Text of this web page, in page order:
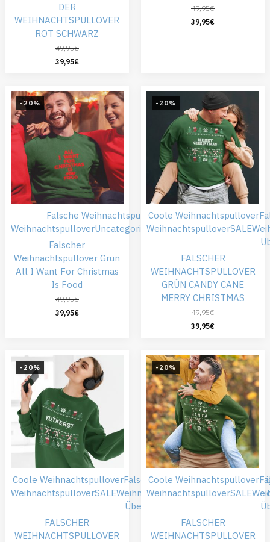
DER
WEIHNACHTSPULLOVER
ROT SCHWARZ
49,95€
39,95€
49,95€
39,95€
-20%
Falsche WeihnachtspulloverGünstiger
WeihnachtspulloverUncategorizedWeihnachtskleidung
Falscher
Weihnachtspullover Grün
All I Want For Christmas
Is Food
49,95€
39,95€
-20%
Coole Weihnachtspullover
WeihnachtspulloverSALE
FALSCHER
WEIHNACHTSPULLOVER
GRÜN CANDY CANE
MERRY CHRISTMAS
49,95€
39,95€
-20%
Coole WeihnachtspulloverFalsche Weihnachtspullover
WeihnachtspulloverSALEWeihnachtskleidung
Übergröße
FALSCHER
WEIHNACHTSPULLOVER
-20%
Coole Weihnachtspullover
WeihnachtspulloverSALE
FALSCHER
WEIHNACHTSPULLOVER